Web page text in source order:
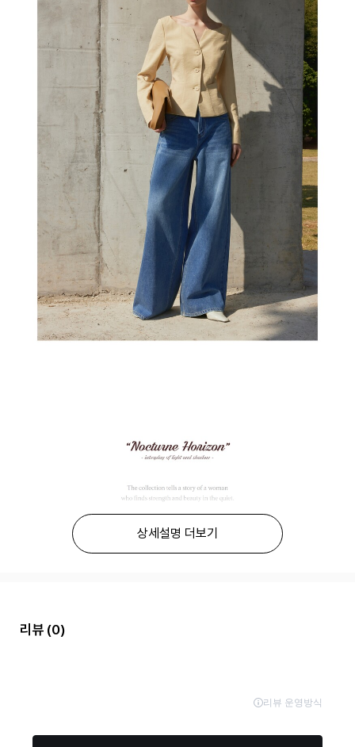
상세설명 더보기
리뷰 (0)